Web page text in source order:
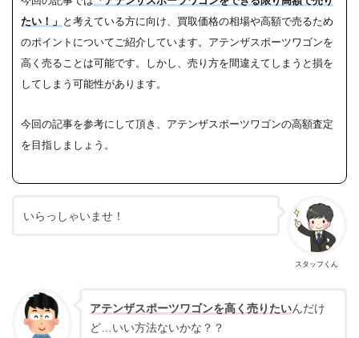
たい！」 と考えている方に向け、買取価格の相場や高額で売るため
のポイントについてご紹介しています。 アテンザスポーツワゴンを
高く売ることは可能です。しかし、売り方を間違えてしまうと損を
してしまう可能性があります。
今回の記事を参考にして頂き、アテンザスポーツワゴンの高額査定
を目指しましょう。
スタッフくん
いらっしゃいませ！
アテンザスポーツワゴンを高く売りたいんだけ
ど…いい方法ないかな？？